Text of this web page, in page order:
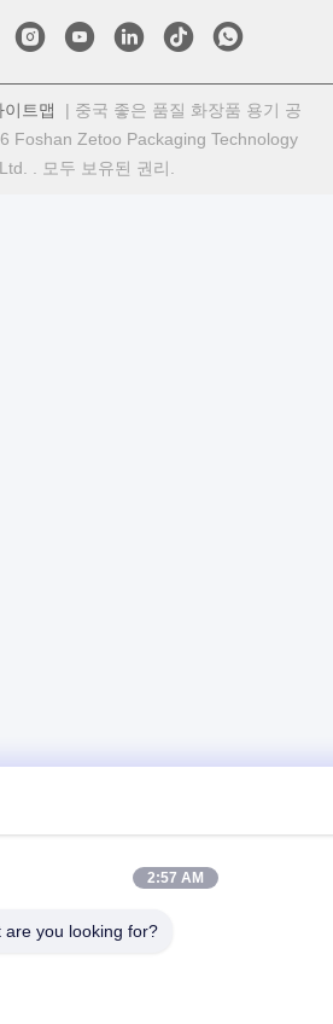
이트맵
| 중국 좋은 품질 화장품 용기 공
Foshan Zetoo Packaging Technology
. 모두 보유된 권리.
2:57 AM
are you looking for?